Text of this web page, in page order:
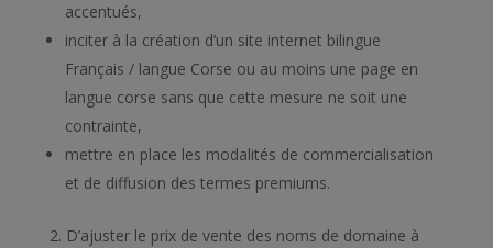
accentués,
inciter à la création d’un site internet bilingue
Français / langue Corse ou au moins une page en
langue corse sans que cette mesure ne soit une
contrainte,
mettre en place les modalités de commercialisation
et de diffusion des termes premiums.
2. D’ajuster le prix de vente des noms de domaine à